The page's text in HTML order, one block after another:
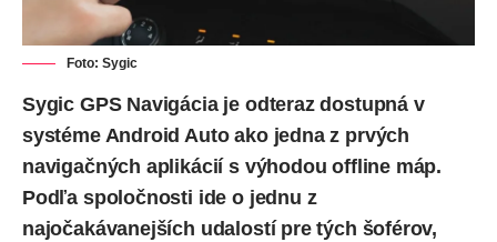
Foto: Sygic
Sygic GPS Navigácia je odteraz dostupná v
systéme Android Auto ako jedna z prvých
navigačných aplikácií s výhodou offline máp.
Podľa spoločnosti ide o jednu z
najočakávanejších udalostí pre tých šoférov,